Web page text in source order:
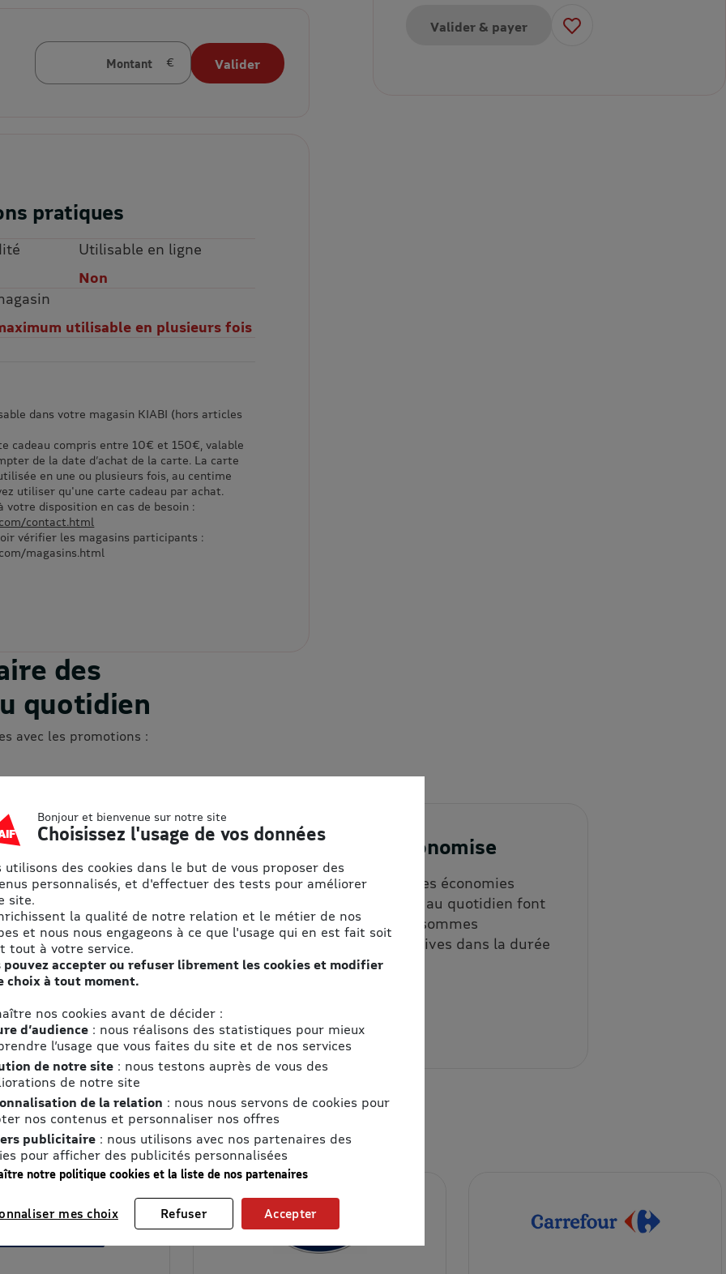
Montant
Valider
pratiques
Utilisable en ligne
Non
utilisable en plusieurs fois
dans votre magasin KIABI (hors articles
cadeau compris entre 10€ et 150€, valable
de la date d’achat de la carte. La carte
en une ou plusieurs fois, au centime
utiliser qu'une carte cadeau par achat.
votre disposition en cas de besoin :
contact.html
vérifier les magasins participants :
magasins.html
Valider & payer
des
quotidien
avec les promotions :
2. J’utilise mon
eBon
(vérifier les conditions
d'uitlisation propre à
chaque eBon), j’utilise mon
bon d’achat en saisissant
un code ou présentant un
code à un vendeur.
3. J'économise
Les petites économies
répétées au quotidien font
vite des sommes
significatives dans la durée
!
du moment
Bonjour et bienvenue sur notre site
Choisissez l'usage de vos données
utilisons des cookies dans le but de vous proposer des
personnalisés, et d'effectuer des tests pour améliorer
site.
la qualité de notre relation et le métier de nos
et nous nous engageons à ce que l'usage qui en est fait soit
tout à votre service.
pouvez accepter ou refuser librement les cookies et modifier
choix à tout moment.
nos cookies avant de décider :
d’audience : nous réalisons des statistiques pour mieux
l’usage que vous faites du site et de nos services
de notre site : nous testons auprès de vous des
de notre site
de la relation : nous nous servons de cookies pour
nos contenus et personnaliser nos offres
publicitaire : nous utilisons avec nos partenaires des
pour afficher des publicités personnalisées
notre politique cookies et la liste de nos partenaires
mes choix Refuser Accepter